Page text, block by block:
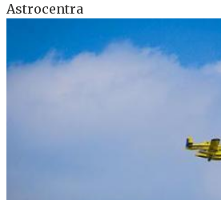
Astrocentra